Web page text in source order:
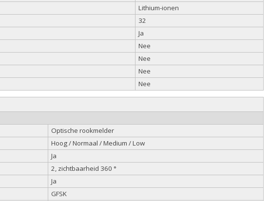
Lithium-ionen
32
Ja
Nee
Nee
Nee
Nee
Optische rookmelder
Hoog / Normaal / Medium / Low
Ja
2, zichtbaarheid 360 °
Ja
GFSK